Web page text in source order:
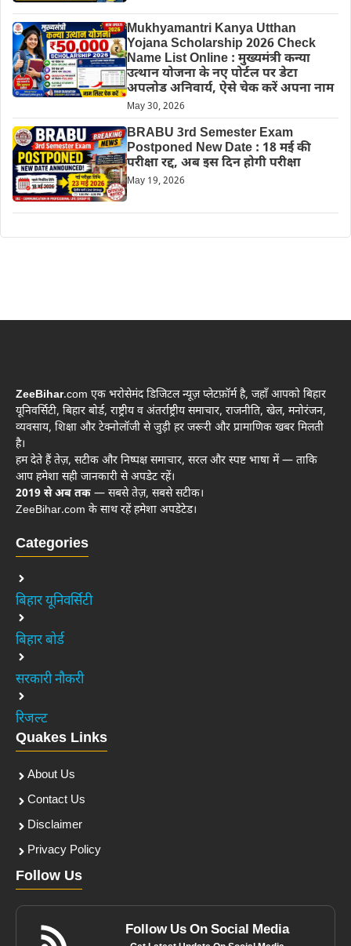
Mukhyamantri Kanya Utthan
Yojana Scholarship 2026 Check
Name List Online : मुख्यमंत्री कन्या
उत्थान योजना के नए पोर्टल पर डेटा
अपलोड अनिवार्य, ऐसे चेक करें अपना नाम
May 30, 2026
BRABU 3rd Semester Exam
Postponed New Date : 18 मई की
परीक्षा रद्द, अब इस दिन होगी परीक्षा
May 19, 2026
ZeeBihar.com एक भरोसेमंद डिजिटल न्यूज़ प्लेटफ़ॉर्म है, जहाँ आपको बिहार
यूनिवर्सिटी, बिहार बोर्ड, राष्ट्रीय व अंतर्राष्ट्रीय समाचार, राजनीति, खेल, मनोरंजन,
व्यवसाय, शिक्षा और टेक्नोलॉजी से जुड़ी हर जरूरी और प्रामाणिक खबर मिलती
है।
हम देते हैं तेज़, सटीक और निष्पक्ष समाचार, सरल और स्पष्ट भाषा में — ताकि
आप हमेशा सही जानकारी से अपडेट रहें।
2019 से अब तक — सबसे तेज़, सबसे सटीक।
ZeeBihar.com के साथ रहें हमेशा अपडेटेड।
Categories
बिहार यूनिवर्सिटी
बिहार बोर्ड
सरकारी नौकरी
रिजल्ट
Quakes Links
About Us
Contact Us
Disclaimer
Privacy Policy
Follow Us
Follow Us On Social Media